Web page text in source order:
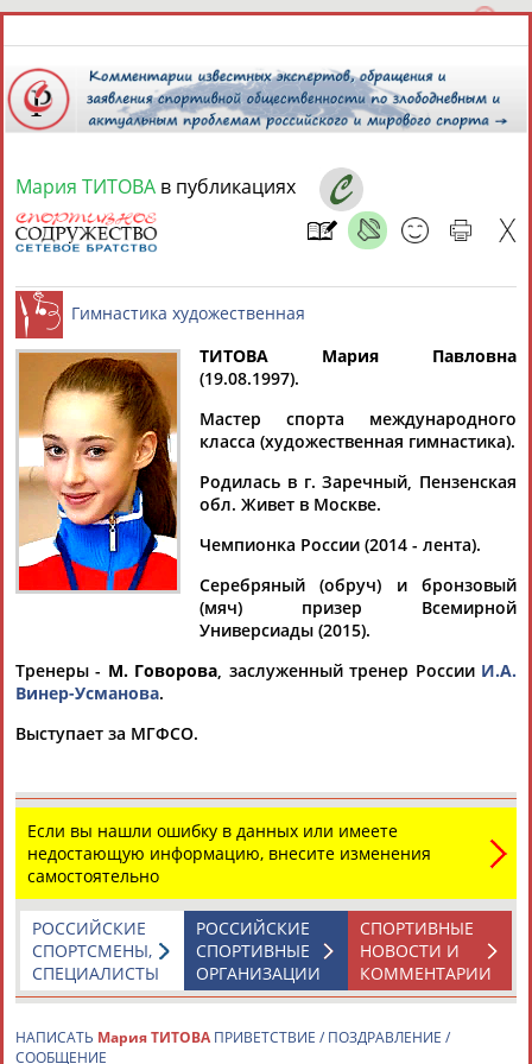
6 августа 2026 года,
СПОРТСМЕНЫ, ТРЕНЕРЫ И СПЕЦИАЛИСТЫ
Найдено: 1персона Расширенный поиск
Мария
ТИТОВА
Ваш запрос: "Мария Титова"
трансляция соревнований
...14 человек 14:15-15:25 2 поток, 14 человек 15:25-16:35
МаргаритаМамун) перерыв 10 минут 3 поток, 14 человек...
...(Арина Аверина, Дина Аверина, Вероника Полякова,
Мария Титова, Яна Кудрявцева) 19:10-19:30 Награждение
Квалификация...
(Проект:Информационное агентство СТАДИОН
22.08.2015
Итоги выступления российских спортсменов в десятый
медальный день Универсиады, 13 июля
Титова, которой не было равных в упражнении с обручем. ...
Мария ТИТОВА в публикациях
Гимнастика художественная
ТИТОВА Мария Павловна
(19.08.1997).
Мастер спорта международного
класса (художественная гимнастика).
Родилась в г. Заречный, Пензенская
обл. Живет в Москве.
Чемпионка России (2014 - лента).
Серебряный (обруч) и бронзовый
(мяч) призер Всемирной
Универсиады (2015).
Тренеры - М. Говорова, заслуженный тренер России И.А.
Винер-Усманова.
Выступает за МГФСО.
Если вы нашли ошибку в данных или имеете
недостающую информацию, внесите изменения
самостоятельно
СПОРТИВНЫЕ
НОВОСТИ И
КОММЕНТАРИИ
РОССИЙСКИЕ
СПОРТИВНЫЕ
ОРГАНИЗАЦИИ
РОССИЙСКИЕ
СПОРТСМЕНЫ,
СПЕЦИАЛИСТЫ
НАПИСАТЬ Мария ТИТОВА ПРИВЕТСТВИЕ / ПОЗДРАВЛЕНИЕ /
СООБЩЕНИЕ